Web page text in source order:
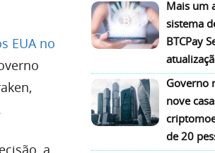
EUA no
a
Mais um
sistema
BTCPay
Governo
nove
de 20